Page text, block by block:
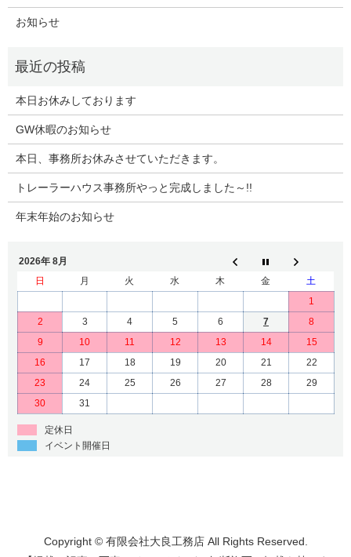
お知らせ
本日お休みしております
GW休暇のお知らせ
本日、事務所お休みさせていただきます。
トレーラーハウス事務所やっと完成しました～!!
年末年始のお知らせ
2026年 8月
日
月 火 水 木 金
土
1
2
3 4 5 6 7
8
9
10 11 12 13 14
15
16
17 18 19 20 21
22
23
24 25 26 27 28
29
30
31
定休日
イベント開催日
Copyright © 有限会社大良工務店 All Rights Reserved.